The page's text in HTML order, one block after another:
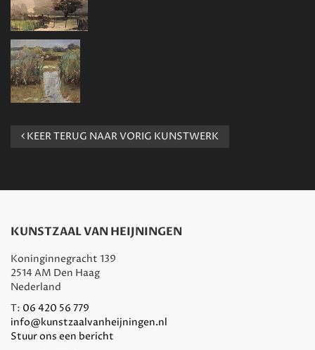
KEER TERUG NAAR VORIG KUNSTWERK
KUNSTZAAL VAN HEIJNINGEN
Koninginnegracht 139
2514 AM Den Haag
Nederland
T: 06 420 56 779
info@kunstzaalvanheijningen.nl
Stuur ons een bericht